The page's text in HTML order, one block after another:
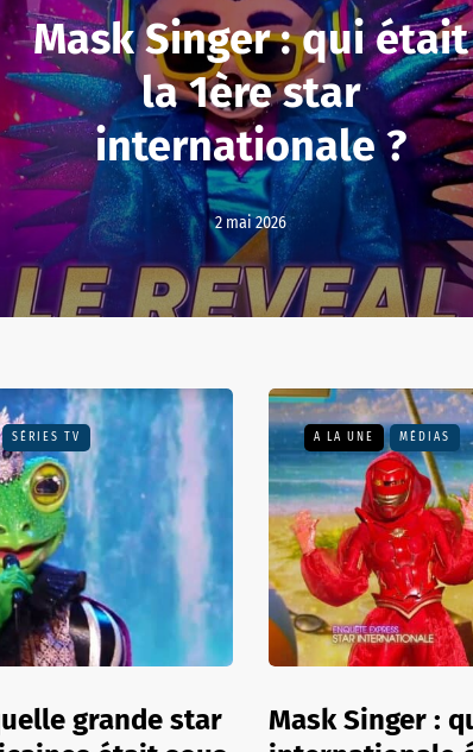
Mask Singer : qui était
la 1ère star
internationale ?
2 mai 2026
SÉRIES TV
grande star
A LA UNE MÉDIAS
Mask Singer :